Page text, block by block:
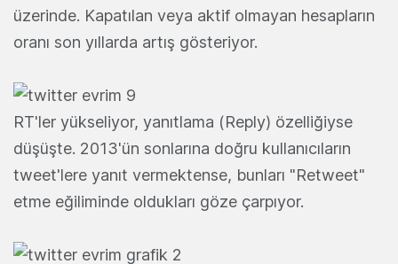
üzerinde. Kapatılan veya aktif olmayan hesapların
oranı son yıllarda artış gösteriyor.
RT'ler yükseliyor, yanıtlama (Reply) özelliğiyse
düşüşte. 2013'ün sonlarına doğru kullanıcıların
tweet'lere yanıt vermektense, bunları "Retweet"
etme eğiliminde oldukları göze çarpıyor.